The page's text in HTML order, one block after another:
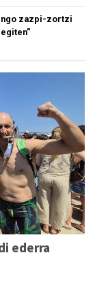
zazpi-zortzi
ederra